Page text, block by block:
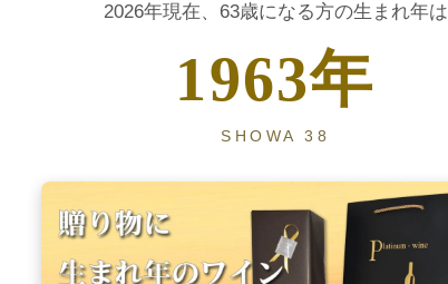
2026年現在、63歳になる方の生まれ年は
1963年
SHOWA 38